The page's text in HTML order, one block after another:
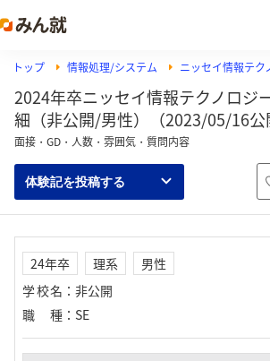
トップ 情報処理/システム ニッセイ情報テク
2024年卒ニッセイ情報テクノロジ
細（非公開/男性）（2023/05/16公
面接・GD・人数・雰囲気・質問内容
体験記を投稿する
24年卒 理系
男性
学校名 ： 非公開
職種 ： SE